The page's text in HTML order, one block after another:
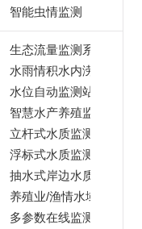
智能虫情监测
生态流量监测系统
水雨情积水内涝监测
水位自动监测站
智慧水产养殖监测
立杆式水质监测系统
浮标式水质监测系统
抽水式岸边水质监测
养殖业/渔情水域监测
多参数在线监测系统